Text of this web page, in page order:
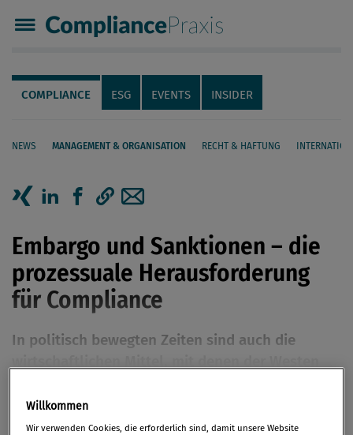
Compliance Praxis
Servicenavigation
Navigation
COMPLIANCE ESG EVENTS INSIDER
NEWS MANAGEMENT & ORGANISATION RECHT & HAFTUNG
Seiteninhalt
Embargo und Sanktionen – die
prozessuale Herausforderung
für Compliance
In politisch bewegten Zeiten sind auch die
ständigen Wandel unterworfen. Unternehmen
haben mit diesen Entwicklungen Schritt zu
Willkommen
Wir verwenden Cookies, die erforderlich sind, damit unsere Website